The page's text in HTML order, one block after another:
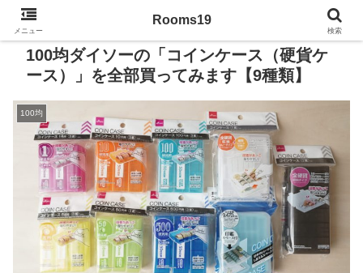
100均ダイソーの「コインケース（硬貨ケ
ース）」を全部買ってみます【9種類】
100均
メニュー
Rooms19
検索